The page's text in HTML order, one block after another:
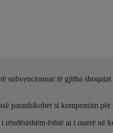
të gjitha
si kompensim
është ai i marrë në